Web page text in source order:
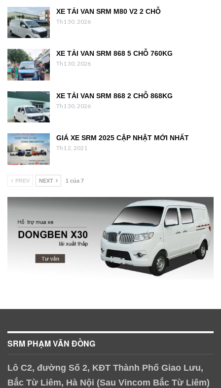
XE TẢI VAN SRM M80 V2 2 CHỖ
Th1 30, 2026
XE TẢI VAN SRM 868 5 CHỖ 760KG
Th1 30, 2026
XE TẢI VAN SRM 868 2 CHỖ 868KG
Th1 30, 2026
GIÁ XE SRM 2025 CẬP NHẬT MỚI NHẤT
Th1 2, 2021
PREV NEXT 1 của 7
SRM PHẠM VĂN ĐỒNG
Lô C2, đường Số 2, KĐT Thành Phố Giao Lưu,
Bắc Từ Liêm, Hà Nội (Sau Vincom Bắc Từ Liêm)